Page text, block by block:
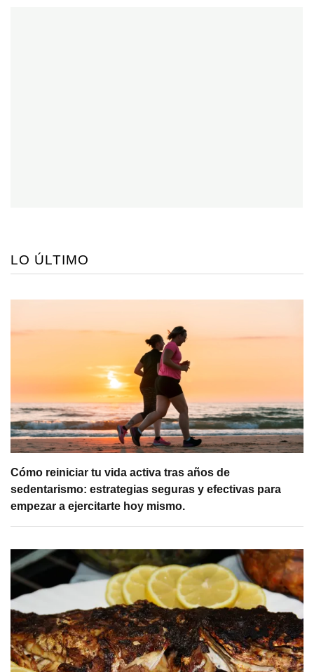
LO ÚLTIMO
Cómo reiniciar tu vida activa tras años de
sedentarismo: estrategias seguras y efectivas para
empezar a ejercitarte hoy mismo.